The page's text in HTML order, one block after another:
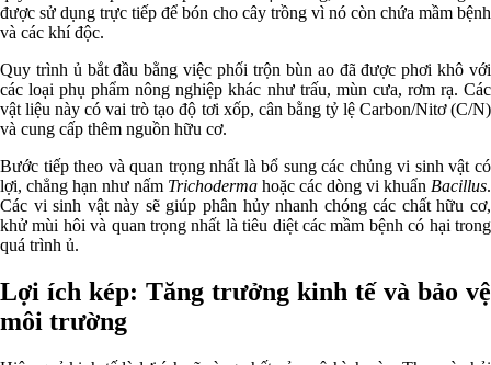
được sử dụng trực tiếp để bón cho cây trồng vì nó còn chứa mầm bệnh
và các khí độc.
Quy trình ủ bắt đầu bằng việc phối trộn bùn ao đã được phơi khô với
các loại phụ phẩm nông nghiệp khác như trấu, mùn cưa, rơm rạ. Các
vật liệu này có vai trò tạo độ tơi xốp, cân bằng tỷ lệ Carbon/Nitơ (C/N)
và cung cấp thêm nguồn hữu cơ.
Bước tiếp theo và quan trọng nhất là bổ sung các chủng vi sinh vật có
lợi, chẳng hạn như nấm Trichoderma hoặc các dòng vi khuẩn Bacillus.
Các vi sinh vật này sẽ giúp phân hủy nhanh chóng các chất hữu cơ,
khử mùi hôi và quan trọng nhất là tiêu diệt các mầm bệnh có hại trong
quá trình ủ.
Lợi ích kép: Tăng trưởng kinh tế và bảo vệ
môi trường